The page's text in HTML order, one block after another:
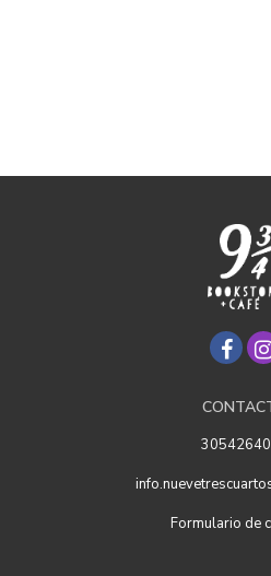
Formulario de